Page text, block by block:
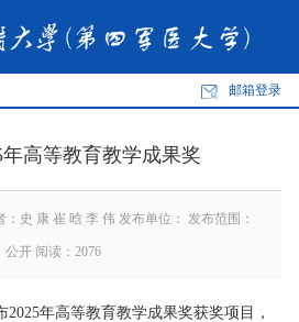
邮箱登录
年高等教育教学成果奖
：史 康 崔 晗 李 伟 发布单位： 发布范围：
公开 阅读： 2076
年高等教育教学成果奖获奖项目，